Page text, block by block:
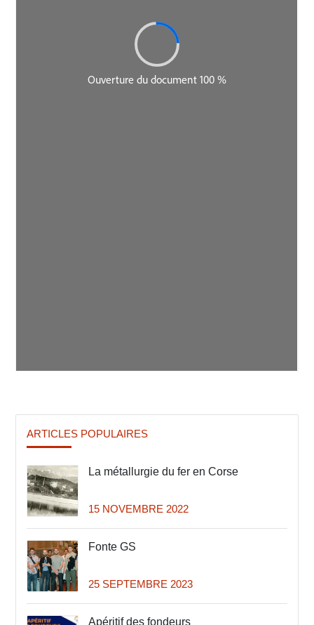
ARTICLES POPULAIRES
La métallurgie du fer en Corse
15 NOVEMBRE 2022
Fonte GS
25 SEPTEMBRE 2023
Apéritif des fondeurs